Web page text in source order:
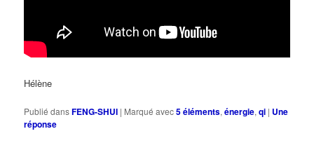
Hélène
Publié dansFENG-SHUI | Marqué avec5 éléments,énergie,qi | Une
réponse